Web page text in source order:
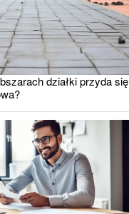
działki przyda się